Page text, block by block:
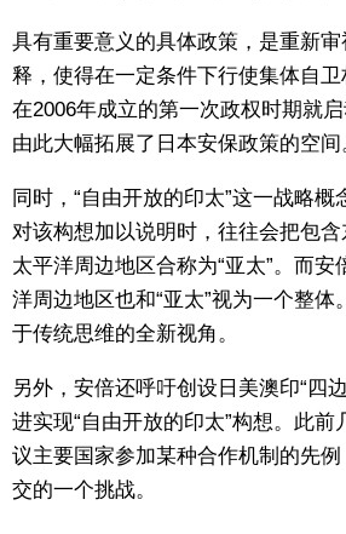
具有重要意义的具体政策，是重新
释，使得在一定条件下行使集体自
在2006年成立的第一次政权时期就
由此大幅拓展了日本安保政策的空间
同时，“自由开放的印太”这一战略
对该构想加以说明时，往往会把包
太平洋周边地区合称为“亚太”。而
洋周边地区也和“亚太”视为一个整体
于传统思维的全新视角。
另外，安倍还呼吁创设日美澳印“四
进实现“自由开放的印太”构想。此前
议主要国家参加某种合作机制的先
交的一个挑战。